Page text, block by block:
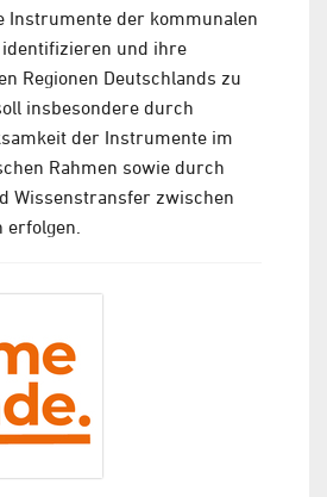
Instrumente der kommunalen
identifizieren und ihre
Regionen Deutschlands zu
insbesondere durch
der Instrumente im
Rahmen sowie durch
Wissenstransfer zwischen